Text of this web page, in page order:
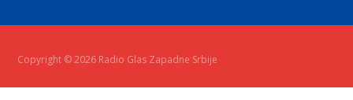
Copyright © 2026 Radio Glas Zapadne Srbije